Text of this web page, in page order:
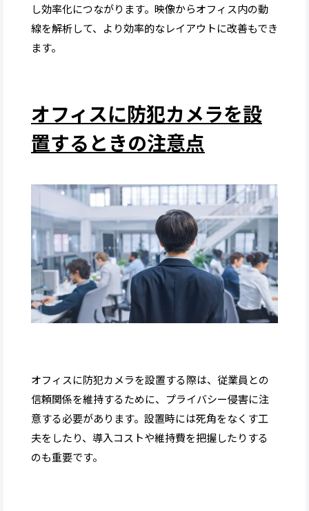
し効率化につながります。映像からオフィス内の動
線を解析して、より効率的なレイアウトに改善もでき
ます。
オフィスに防犯カメラを設
置するときの注意点
オフィスに防犯カメラを設置する際は、従業員との
信頼関係を維持するために、プライバシー侵害に注
意する必要があります。設置時には死角をなくす工
夫をしたり、導入コストや維持費を把握したりする
のも重要です。